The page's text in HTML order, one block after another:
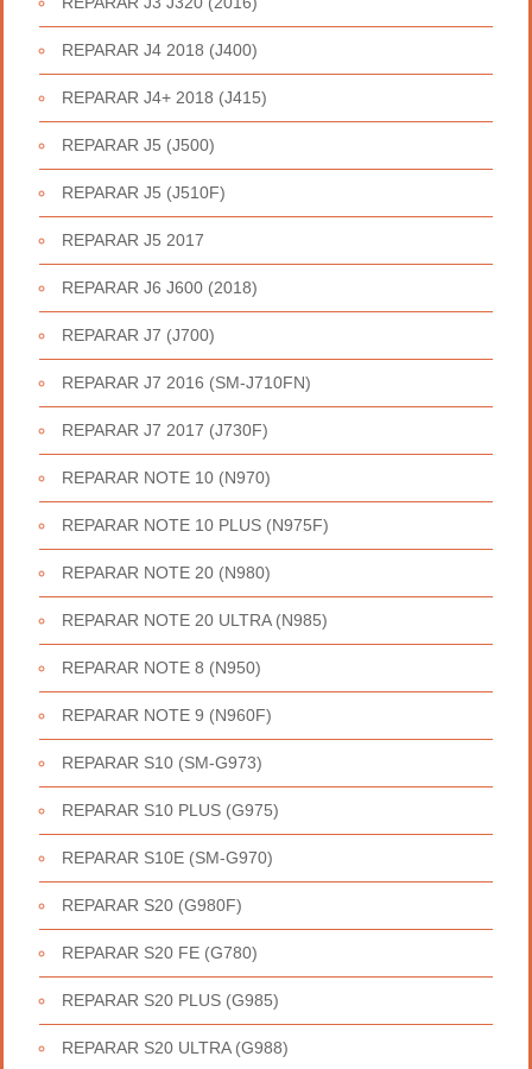
REPARAR J4 2018 (J400)
REPARAR J4+ 2018 (J415)
REPARAR J5 (J500)
REPARAR J5 (J510F)
REPARAR J5 2017
REPARAR J6 J600 (2018)
REPARAR J7 (J700)
REPARAR J7 2016 (SM-J710FN)
REPARAR J7 2017 (J730F)
REPARAR NOTE 10 (N970)
REPARAR NOTE 10 PLUS (N975F)
REPARAR NOTE 20 (N980)
REPARAR NOTE 20 ULTRA (N985)
REPARAR NOTE 8 (N950)
REPARAR NOTE 9 (N960F)
REPARAR S10 (SM-G973)
REPARAR S10 PLUS (G975)
REPARAR S10E (SM-G970)
REPARAR S20 (G980F)
REPARAR S20 FE (G780)
REPARAR S20 PLUS (G985)
REPARAR S20 ULTRA (G988)